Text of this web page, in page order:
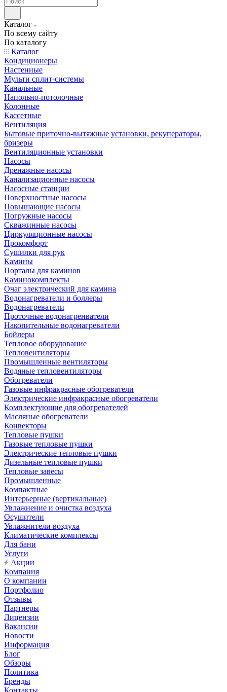
Каталог
По всему сайту
По каталогу
Каталог
Кондиционеры
Настенные
Мульти сплит-системы
Канальные
Напольно-потолочные
Колонные
Кассетные
Вентиляция
Бытовые приточно-вытяжные установки, рекуператоры,
бризеры
Вентиляционные установки
Насосы
Дренажные насосы
Канализационные насосы
Насосные станции
Поверхностные насосы
Повышающие насосы
Погружные насосы
Скважинные насосы
Циркуляционные насосы
Прокомфорт
Сушилки для рук
Камины
Порталы для каминов
Каминокомплекты
Очаг электрический для камина
Водонагреватели и боллеры
Водонагреватели
Проточные водонагренватели
Накопительные водонагреватели
Бойлеры
Тепловое оборудование
Тепловентиляторы
Промышленные вентиляторы
Водяные тепловентиляторы
Обогреватели
Газовые инфракрасные обогреватели
Электрические инфракрасные обогреватели
Комплектующие для обогревателей
Масляные обогреватели
Конвекторы
Тепловые пушки
Газовые тепловые пушки
Электрические тепловые пушки
Дизельные тепловые пушки
Тепловые завесы
Промышленные
Компактные
Интерьерные (вертикальные)
Увлажнение и очистка воздуха
Осушители
Увлажнители воздуха
Климатические комплексы
Для бани
Услуги
Акции
Компания
О компании
Портфолио
Отзывы
Партнеры
Лицензии
Вакансии
Новости
Информация
Блог
Обзоры
Политика
Бренды
Контакты